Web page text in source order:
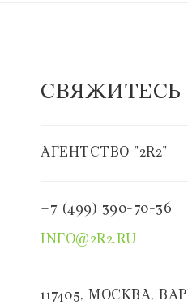
СВЯЖИТЕСЬ
АГЕНТСТВО "2R2"
+7 (499) 390-70-36
INFO@2R2.RU
117405, МОСКВА,